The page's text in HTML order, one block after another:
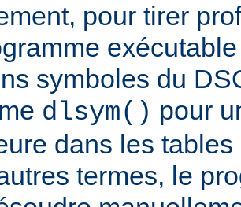
pour tirer
symboles du
dlsym() pour
dans les
termes, le